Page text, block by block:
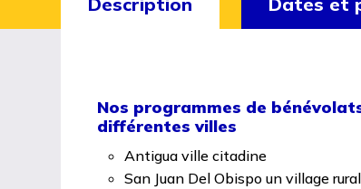
Nos programmes de
différentes villes
Antigua ville citadine
San Juan Del Obispo un village rural